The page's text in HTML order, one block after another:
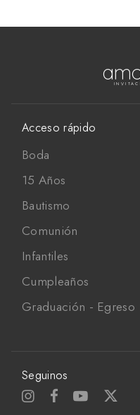
Acceso rápido
Boda
15 Años
Bautismo
Comunión
Infantiles
Cumpleaños
Graduación - Egreso
Seguinos